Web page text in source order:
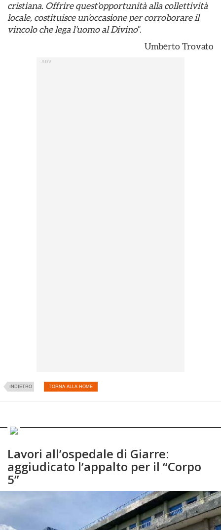
cristiana. Offrire quest’opportunità alla collettività
locale, costituisce un’occasione per corroborare il
vincolo che lega l’uomo al Divino”.
Umberto Trovato
INDIETRO TORNA ALLA HOME
Lavori all’ospedale di Giarre:
aggiudicato l’appalto per il “Corpo
5”